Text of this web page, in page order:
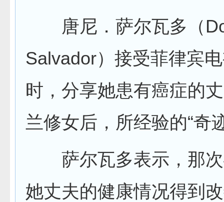
唐尼．萨尔瓦多（
Salvador）接受菲律宾
时，分享她患有癌症的
兰修女后，所经验的“奇
萨尔瓦多表示，那次
她丈夫的健康情况得到